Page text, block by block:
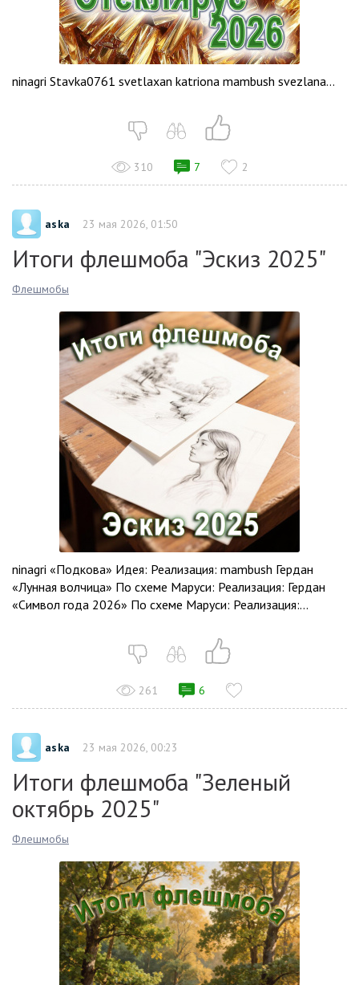
ninagri Stavka0761 svetlaxan katriona mambush svezlana...
310 7 2
aska 23 мая 2026, 01:50
Итоги флешмоба "Эскиз 2025"
Флешмобы
ninagri «Подкова» Идея: Реализация: mambush Гердан
«Лунная волчица» По схеме Маруси: Реализация: Гердан
«Символ года 2026» По схеме Маруси: Реализация:...
261 6
aska 23 мая 2026, 00:23
Итоги флешмоба "Зеленый
октябрь 2025"
Флешмобы